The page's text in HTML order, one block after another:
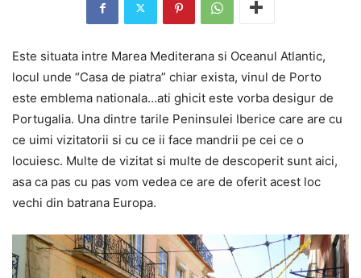
Este situata intre Marea Mediterana si Oceanul Atlantic,
locul unde “Casa de piatra” chiar exista, vinul de Porto
este emblema nationala…ati ghicit este vorba desigur de
Portugalia. Una dintre tarile Peninsulei Iberice care are cu
ce uimi vizitatorii si cu ce ii face mandrii pe cei ce o
locuiesc. Multe de vizitat si multe de descoperit sunt aici,
asa ca pas cu pas vom vedea ce are de oferit acest loc
vechi din batrana Europa.